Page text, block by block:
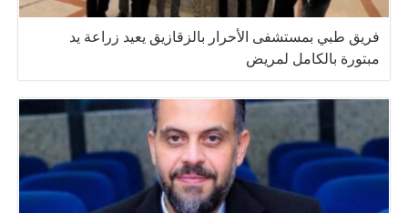
فريق طبي بمستشفى الأحرار بالزقازيق يعيد زراعة يد
مبتورة بالكامل لمريض